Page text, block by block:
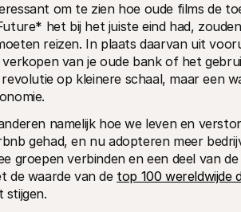
om te zien hoe oude films de
het bij het juiste eind had,
reizen. In plaats daarvan uit
van je oude bank of het
op kleinere schaal, maar een
namelijk hoe we leven en
gehad, en nu adopteren meer
groepen verbinden en een deel van
de waarde van de top 100 wereldwijde
stijgen.